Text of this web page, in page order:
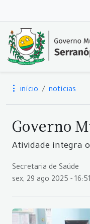
início notícias
Governo
Atividade integra
Secretaria de Saúde
sex, 29 ago 2025 - 16:51